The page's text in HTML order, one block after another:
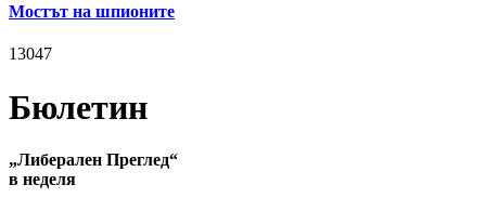
Мостът на шпионите
13047
Бюлетин
„Либерален Преглед“
в неделя